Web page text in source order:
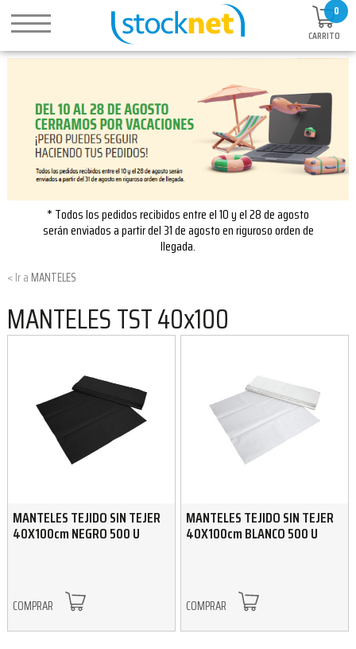
0
CARRITO
* Todos los pedidos recibidos entre el 10 y el 28 de agosto
serán enviados a partir del 31 de agosto en riguroso orden de
llegada.
MANTELES
MANTELES TST 40x100
MANTELES TEJIDO SIN TEJER
40X100cm NEGRO 500 U
COMPRAR
MANTELES TEJIDO SIN TEJER
40X100cm BLANCO 500 U
COMPRAR